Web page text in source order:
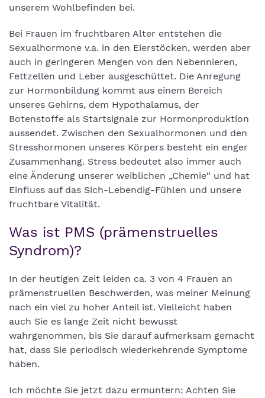
unserem Wohlbefinden bei.
Bei Frauen im fruchtbaren Alter entstehen die
Sexualhormone v.a. in den Eierstöcken, werden aber
auch in geringeren Mengen von den Nebennieren,
Fettzellen und Leber ausgeschüttet. Die Anregung
zur Hormonbildung kommt aus einem Bereich
unseres Gehirns, dem Hypothalamus, der
Botenstoffe als Startsignale zur Hormonproduktion
aussendet. Zwischen den Sexualhormonen und den
Stresshormonen unseres Körpers besteht ein enger
Zusammenhang. Stress bedeutet also immer auch
eine Änderung unserer weiblichen „Chemie“ und hat
Einfluss auf das Sich-Lebendig-Fühlen und unsere
fruchtbare Vitalität.
Was ist PMS (prämenstruelles
Syndrom)?
In der heutigen Zeit leiden ca. 3 von 4 Frauen an
prämenstruellen Beschwerden, was meiner Meinung
nach ein viel zu hoher Anteil ist. Vielleicht haben
auch Sie es lange Zeit nicht bewusst
wahrgenommen, bis Sie darauf aufmerksam gemacht
hat, dass Sie periodisch wiederkehrende Symptome
haben.
Ich möchte Sie jetzt dazu ermuntern: Achten Sie